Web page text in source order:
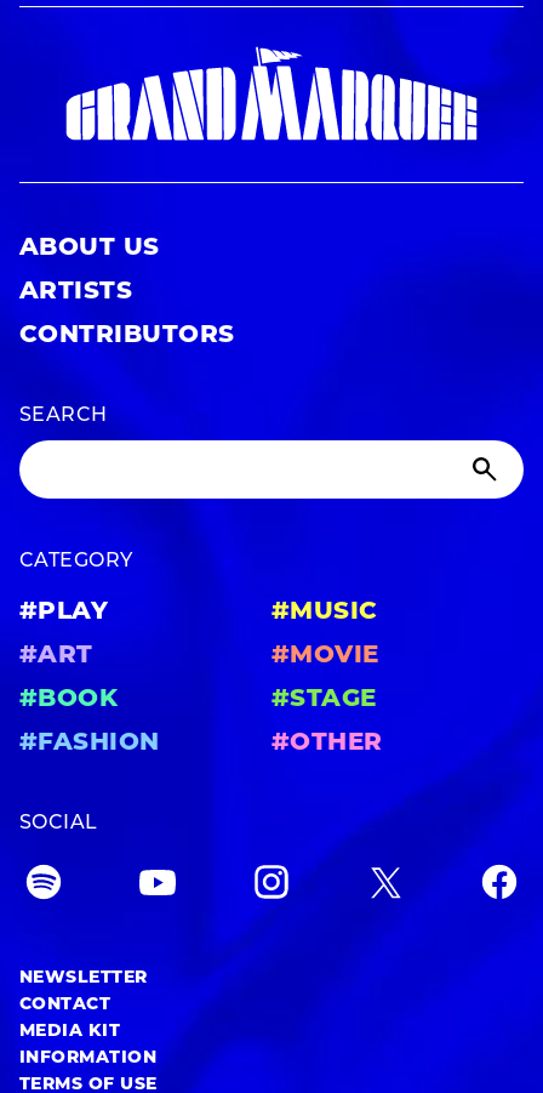
ABOUT US
ARTISTS
CONTRIBUTORS
SEARCH
CATEGORY
#PLAY
#MUSIC
#ART
#MOVIE
#BOOK
#STAGE
#FASHION
#OTHER
SOCIAL
NEWSLETTER
CONTACT
MEDIA KIT
INFORMATION
TERMS OF USE